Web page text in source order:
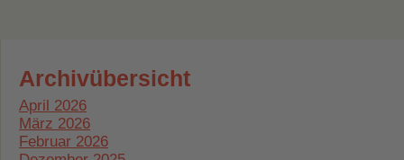
Archivübersicht
April 2026
März 2026
Februar 2026